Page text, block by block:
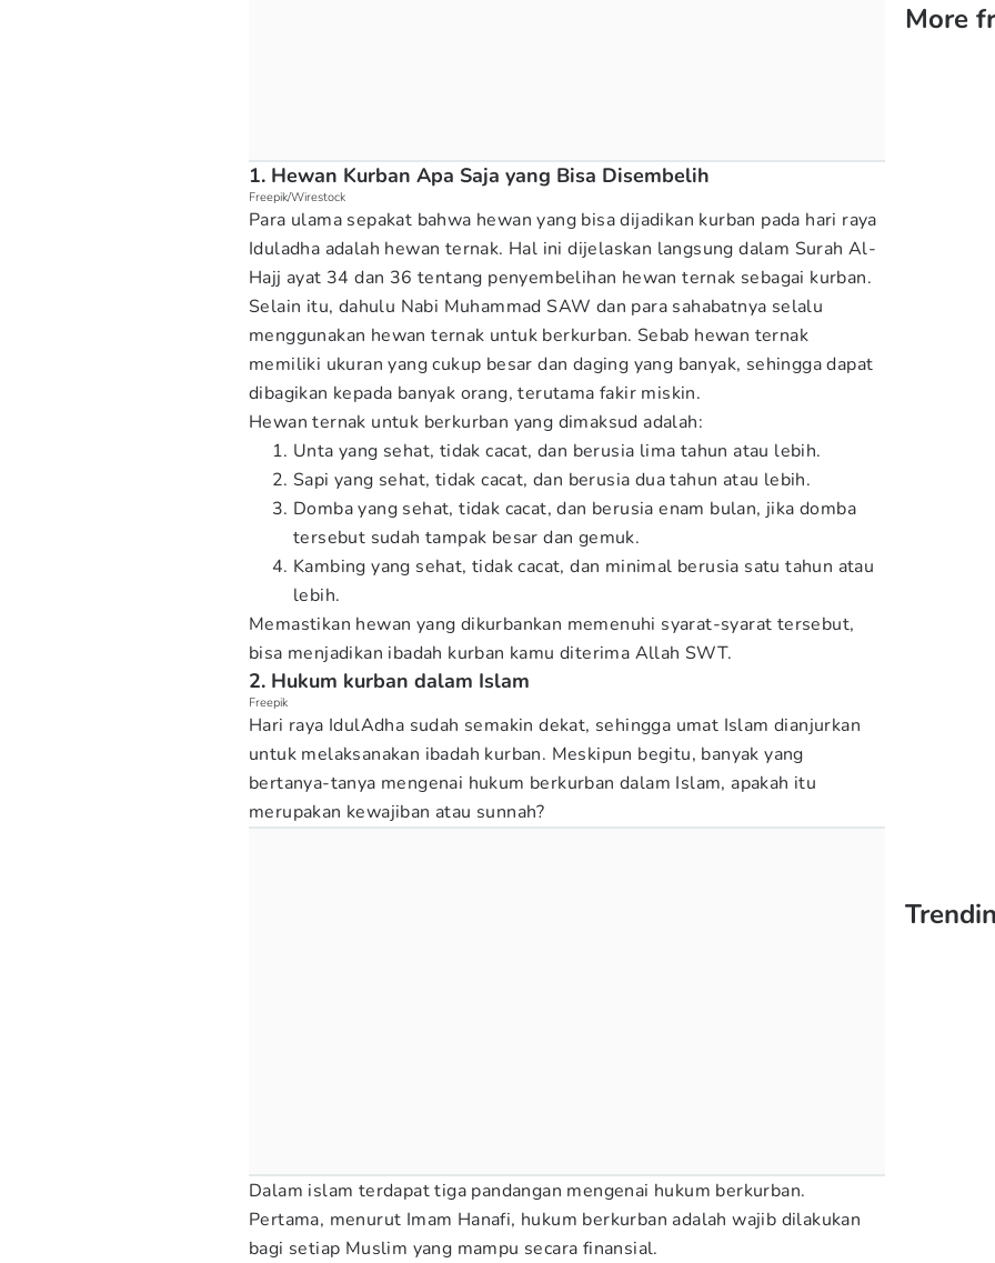
1. Hewan Kurban Apa Saja yang Bisa Disembelih
Freepik/Wirestock
Para ulama sepakat bahwa hewan yang bisa dijadikan kurban pada hari raya
Iduladha adalah hewan ternak. Hal ini dijelaskan langsung dalam Surah Al-
Hajj ayat 34 dan 36 tentang penyembelihan hewan ternak sebagai kurban.
Selain itu, dahulu Nabi Muhammad SAW dan para sahabatnya selalu
menggunakan hewan ternak untuk berkurban. Sebab hewan ternak
memiliki ukuran yang cukup besar dan daging yang banyak, sehingga dapat
dibagikan kepada banyak orang, terutama fakir miskin.
Hewan ternak untuk berkurban yang dimaksud adalah:
Unta yang sehat, tidak cacat, dan berusia lima tahun atau lebih.
Sapi yang sehat, tidak cacat, dan berusia dua tahun atau lebih.
Domba yang sehat, tidak cacat, dan berusia enam bulan, jika domba
tersebut sudah tampak besar dan gemuk.
Kambing yang sehat, tidak cacat, dan minimal berusia satu tahun atau
lebih.
Memastikan hewan yang dikurbankan memenuhi syarat-syarat tersebut,
bisa menjadikan ibadah kurban kamu diterima Allah SWT.
2. Hukum kurban dalam Islam
Freepik
Hari raya IdulAdha sudah semakin dekat, sehingga umat Islam dianjurkan
untuk melaksanakan ibadah kurban. Meskipun begitu, banyak yang
bertanya-tanya mengenai hukum berkurban dalam Islam, apakah itu
merupakan kewajiban atau sunnah?
Dalam islam terdapat tiga pandangan mengenai hukum berkurban.
Pertama, menurut Imam Hanafi, hukum berkurban adalah wajib dilakukan
bagi setiap Muslim yang mampu secara finansial.
More